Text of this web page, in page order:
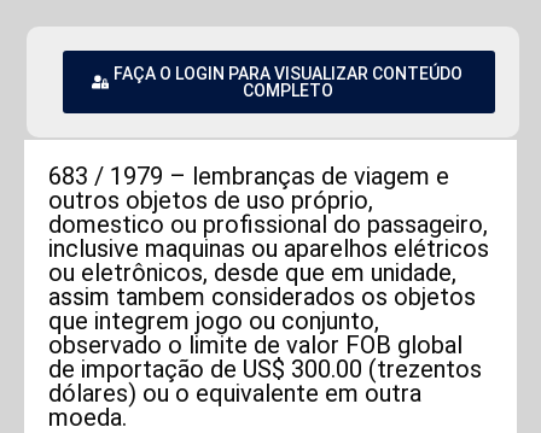
FAÇA O LOGIN PARA VISUALIZAR CONTEÚDO
COMPLETO
683 / 1979 – lembranças de viagem e
outros objetos de uso próprio,
domestico ou profissional do passageiro,
inclusive maquinas ou aparelhos elétricos
ou eletrônicos, desde que em unidade,
assim tambem considerados os objetos
que integrem jogo ou conjunto,
observado o limite de valor FOB global
de importação de US$ 300.00 (trezentos
dólares) ou o equivalente em outra
moeda.